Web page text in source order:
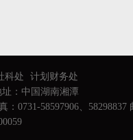
科处
计划财务处
址：中国湖南湘潭
：0731-58597906、58298837